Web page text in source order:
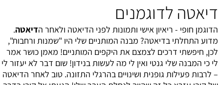
דיאטה לדוגמנים
הדוגמן חופי - ריאיון אישי ותמונות לפני הדיאטה ולאחר הדיאטה.
מדוע התחלתי בדיאטה? מבנה המותניים שלי היו "שמנות ורחבות",
לכן, חיפשתי דרכים לצמצם את היקפים המותניים! מאמן כושר אמר
לי כי המבנה שלי גנטי ואין לי מה לעשות בנידון! שום דבר לא יעזור לי
– לרבות פעילות גופנית ושינויים בהרגלי התזונה. טוב לאחר הדיאטה